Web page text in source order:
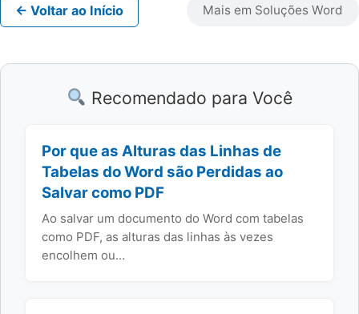
← Voltar ao Início Mais em Soluções Word
Recomendado para Você
Por que as Alturas das Linhas de
Tabelas do Word são Perdidas ao
Salvar como PDF
Ao salvar um documento do Word com tabelas
como PDF, as alturas das linhas às vezes
encolhem ou…